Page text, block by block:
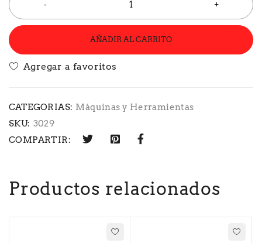
AÑADIR AL CARRITO
CATEGORIAS: Máquinas y Herramientas
SKU: 3029
COMPARTIR:
Productos relacionados